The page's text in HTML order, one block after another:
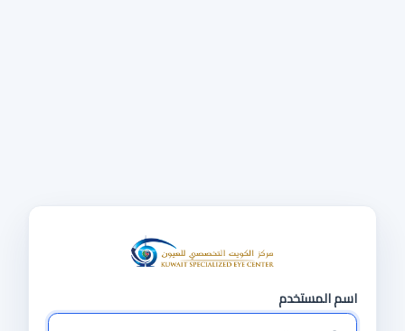
اسم المستخدم